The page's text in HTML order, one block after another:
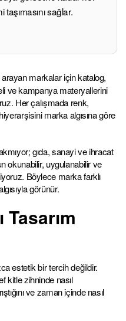
sağlar.
arayan markalar için katalog,
ve kampanya materyallerini
Her çalışmada renk,
marka algısına göre
gıda, sanayi ve ihracat
okunabilir, uygulanabilir ve
Böylece marka farklı
görünür.
estetik bir tercih değildir.
kitle zihninde nasıl
ve zaman içinde nasıl